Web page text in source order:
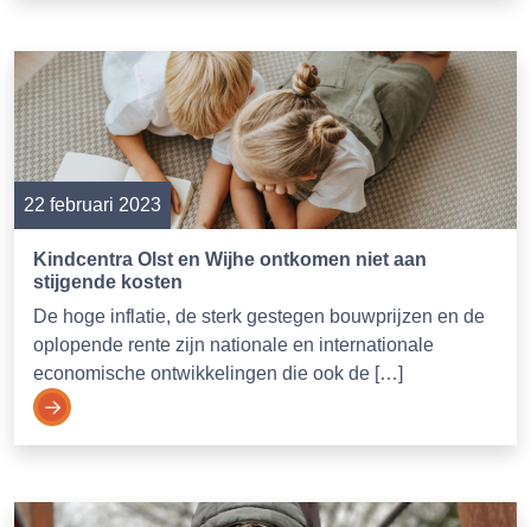
22 februari 2023
Kindcentra Olst en Wijhe ontkomen niet aan
stijgende kosten
De hoge inflatie, de sterk gestegen bouwprijzen en de
oplopende rente zijn nationale en internationale
economische ontwikkelingen die ook de […]